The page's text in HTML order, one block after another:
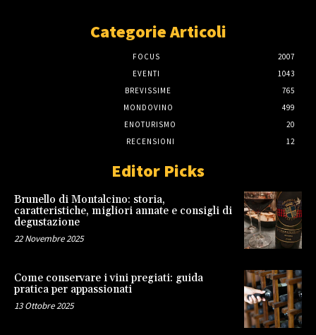
Categorie Articoli
FOCUS
2007
EVENTI
1043
BREVISSIME
765
MONDOVINO
499
ENOTURISMO
20
RECENSIONI
12
Editor Picks
Brunello di Montalcino: storia,
caratteristiche, migliori annate e consigli di
degustazione
22 Novembre 2025
Come conservare i vini pregiati: guida
pratica per appassionati
13 Ottobre 2025